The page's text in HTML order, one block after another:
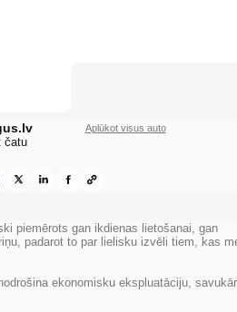
čatu
Aplūkot visus auto
piemērots gan ikdienas lietošanai, gan
padarot to par lielisku izvēli tiem, kas
ekonomisku ekspluatāciju,